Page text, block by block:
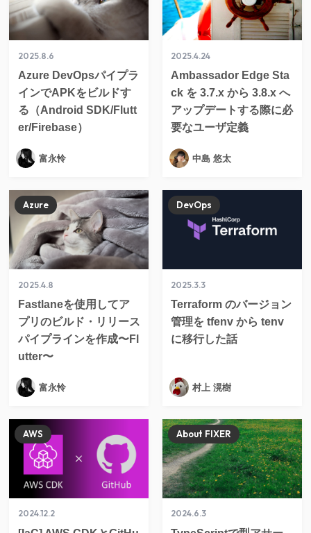
2025.8.6
Azure DevOpsパイプラ
インでAPKをビルドす
る（Android SDK/Flutt
er/Firebase）
富永怜
2025.4.24
Ambassador Edge Sta
ck を 3.7.x から 3.8.x へ
アップデートする際に必
要なユーザ定義
中島 悠太
2025.4.8
Fastlaneを使用してア
プリのビルド・リリース
パイプラインを作成〜Fl
utter〜
Azure
富永怜
2025.3.3
Terraform のバージョン
管理を tfenv から tenv
に移行した話
DevOps
村上 滉樹
2024.12.2
AWS
2024.6.3
About FIXER